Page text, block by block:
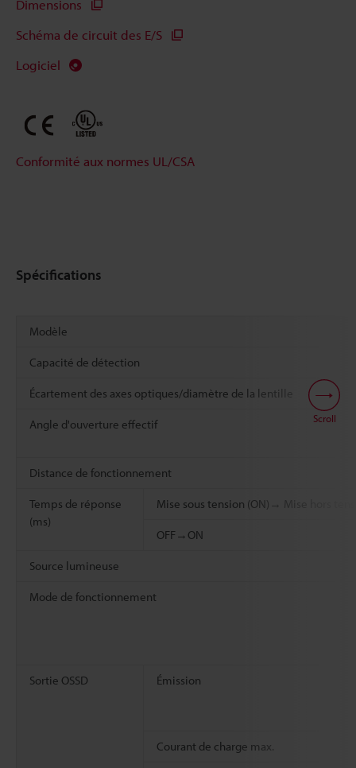
Dimensions
Schéma de circuit des E/S
Logiciel
Conformité aux normes UL/CSA
Spécifications
Modèle
Capacité de détection
Écartement des axes optiques/diamètre de la lentille
Angle d'ouverture effectif
Distance de fonctionnement
Temps de réponse
(ms)
Mise sous tension (ON)→ Mise hors
OFF→ON
Source lumineuse
Mode de fonctionnement
Sortie OSSD Émission
Courant de charge max.
Scroll